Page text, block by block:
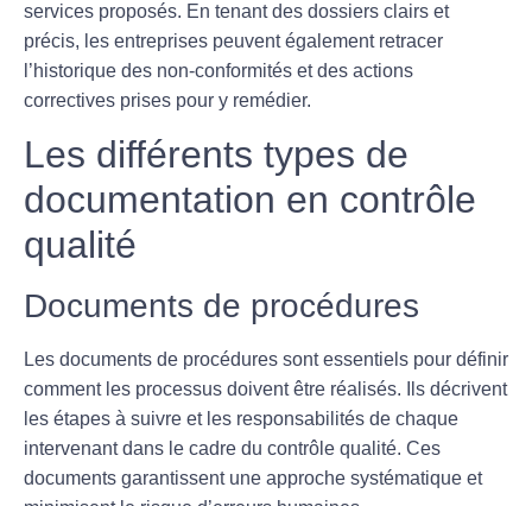
services proposés. En tenant des dossiers clairs et
précis, les entreprises peuvent également retracer
l’historique des non-conformités et des actions
correctives prises pour y remédier.
Les différents types de
documentation en contrôle
qualité
Documents de procédures
Les documents de procédures sont essentiels pour définir
comment les processus doivent être réalisés. Ils décrivent
les étapes à suivre et les responsabilités de chaque
intervenant dans le cadre du contrôle qualité. Ces
documents garantissent une approche systématique et